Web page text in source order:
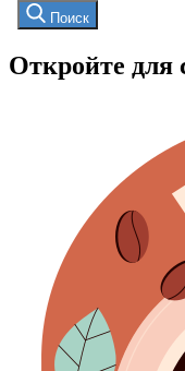
Поиск
Откройте для